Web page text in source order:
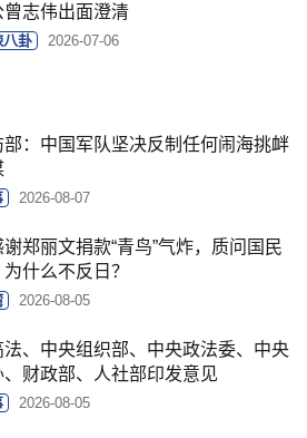
曾志伟出面澄清
八卦 2026-07-06
部：中国军队坚决反制任何闹海挑衅
2026-08-07
谢郑丽文捐款“青鸟”气炸，质问国民
什么不反日？
2026-08-05
法、中央组织部、中央政法委、中央
、财政部、人社部印发意见
2026-08-05